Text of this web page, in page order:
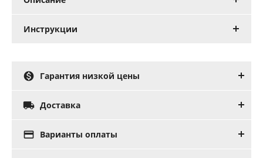
Инструкции
 Гарантия низкой цены
 Доставка
 Варианты оплаты